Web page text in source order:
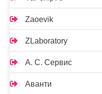
Zaoevik
ZLaboratory
А. С. Сервис
Аванти